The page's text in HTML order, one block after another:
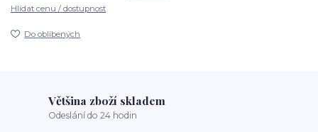
Hlídat cenu / dostupnost
Do oblíbených
Většina zboží skladem
Odeslání do 24 hodin